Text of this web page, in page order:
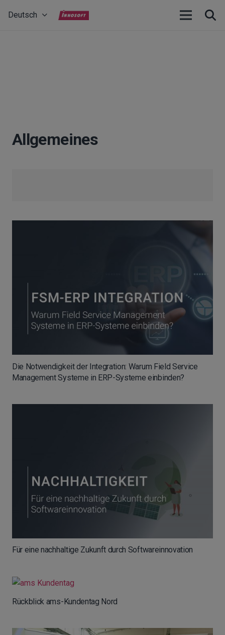
Deutsch
Allgemeines
Die Notwendigkeit der Integration: Warum Field Service
Management Systeme in ERP-Systeme einbinden?
Für eine nachhaltige Zukunft durch Softwareinnovation
Rückblick ams-Kundentag Nord